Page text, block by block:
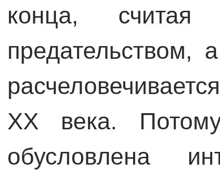
конца,
предательством,
XX века.
обусловлена